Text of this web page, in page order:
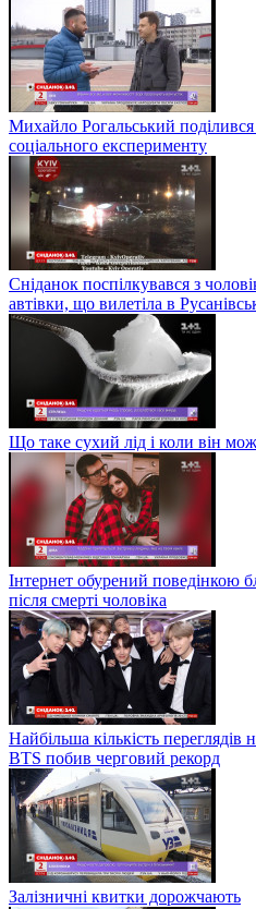
Михайло Рогальський
соціального експерименту
Сніданок поспілкувався з
автівки, що вилетіла в
Що таке сухий лід і коли він
Інтернет обурений поведінкою
після смерті чоловіка
Найбільша кількість
BTS побив черговий рекорд
Залізничні квитки дорожчають